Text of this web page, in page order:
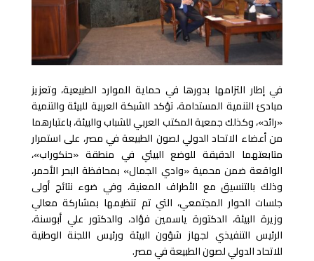
في إطار التزامها بدورها في حماية الموارد الطبيعية، وتعزيز
مبادئ التنمية المستدامة، تؤكد الشبكة العربية للبيئة والتنمية
«رائد»، وكذلك جمعية المكتب العربي للشباب والبيئة، باعتبارهما
من أعضاء الاتحاد الدولي لصون الطبيعة في مصر، على استمرار
متابعتهما الدقيقة للوضع البيئي في منطقة «حنكوراب»،
الواقعة ضمن محمية «وادي الجمال» بمحافظة البحر الأحمر،
وذلك بالتنسيق مع الأطراف المعنية، وفي ضوء نتائج أولى
جلسات الحوار المجتمعي، التي تم تنظيمها بمشاركة معالي
وزيرة البيئة، الدكتورة ياسمين فؤاد، والدكتور علي أبوسنة،
الرئيس التنفيذي لجهاز شؤون البيئة ورئيس اللجنة الوطنية
للاتحاد الدولي لصون الطبيعة في مصر.